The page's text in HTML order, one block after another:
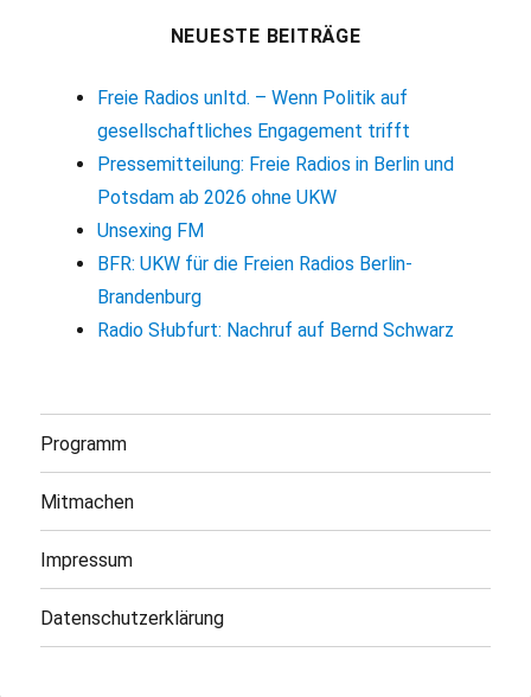
NEUESTE BEITRÄGE
Freie Radios unltd. – Wenn Politik auf
gesellschaftliches Engagement trifft
Pressemitteilung: Freie Radios in Berlin und
Potsdam ab 2026 ohne UKW
Unsexing FM
BFR: UKW für die Freien Radios Berlin-
Brandenburg
Radio Słubfurt: Nachruf auf Bernd Schwarz
Programm
Mitmachen
Impressum
Datenschutzerklärung